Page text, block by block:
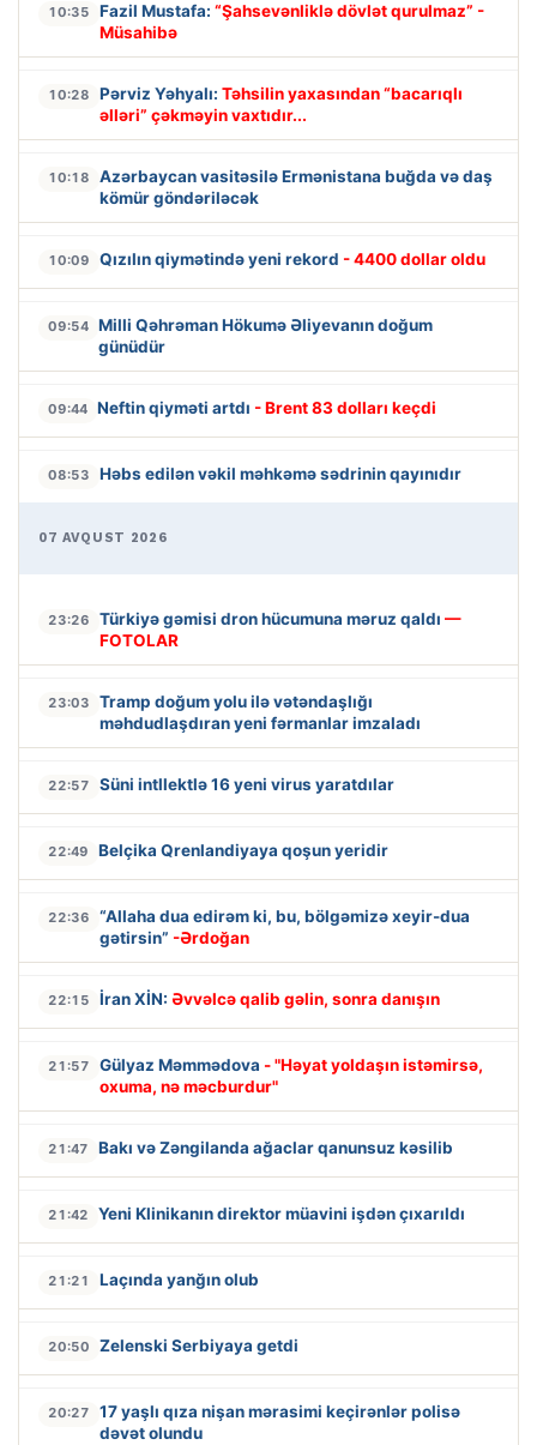
10:35 Fazil Mustafa: “Şahsevənliklə dövlət qurulmaz” -
Müsahibə
10:28 Pərviz Yəhyalı: Təhsilin yaxasından “bacarıqlı
əlləri” çəkməyin vaxtıdır...
10:18
Azərbaycan vasitəsilə Ermənistana buğda və daş
kömür göndəriləcək
10:09 Qızılın qiymətində yeni rekord - 4400 dollar oldu
09:54 Milli Qəhrəman Hökumə Əliyevanın doğum
günüdür
09:44 Neftin qiyməti artdı - Brent 83 dolları keçdi
08:53 Həbs edilən vəkil məhkəmə sədrinin qayınıdır
07 AVQUST 2026
23:26 Türkiyə gəmisi dron hücumuna məruz qaldı —
FOTOLAR
23:03
Tramp doğum yolu ilə vətəndaşlığı
məhdudlaşdıran yeni fərmanlar imzaladı
22:57 Süni intllektlə 16 yeni virus yaratdılar
22:49 Belçika Qrenlandiyaya qoşun yeridir
22:36
“Allaha dua edirəm ki, bu, bölgəmizə xeyir-dua
gətirsin” -Ərdoğan
22:15 İran XİN: Əvvəlcə qalib gəlin, sonra danışın
21:57 Gülyaz Məmmədova - "Həyat yoldaşın istəmirsə,
oxuma, nə məcburdur"
21:47 Bakı və Zəngilanda ağaclar qanunsuz kəsilib
21:42 Yeni Klinikanın direktor müavini işdən çıxarıldı
21:21 Laçında yanğın olub
20:50 Zelenski Serbiyaya getdi
20:27
17 yaşlı qıza nişan mərasimi keçirənlər polisə
dəvət olundu